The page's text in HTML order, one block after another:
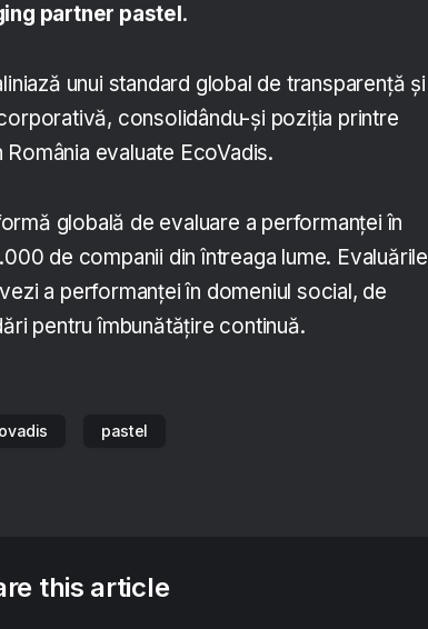
partner pastel.
unui standard global de transparență și
consolidându-și poziția printre
evaluate EcoVadis.
globală de evaluare a performanței în
de companii din întreaga lume. Evaluările
a performanței în domeniul social, de
pentru îmbunătățire continuă.
pastel
this article